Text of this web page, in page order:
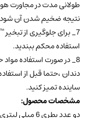
طولانی مدت در مجاورت
نتیجه ضخیم‌ شدن آن
استفاده محکم ببندید.
دندان ،حتما قبل از
ساینده تمیز کنید.
مشخصات محصول:
دو عدد بطری 6 میلی لیتری مطابق با عکس محصول می باشد.